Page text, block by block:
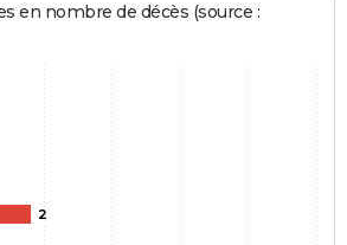
en nombre de décès (source :
2